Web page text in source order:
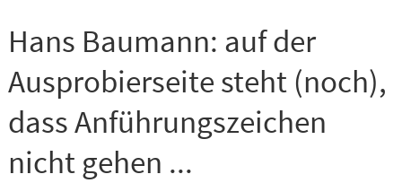
Hans Baumann: auf der
Ausprobierseite steht (noch),
dass Anführungszeichen
nicht gehen ...